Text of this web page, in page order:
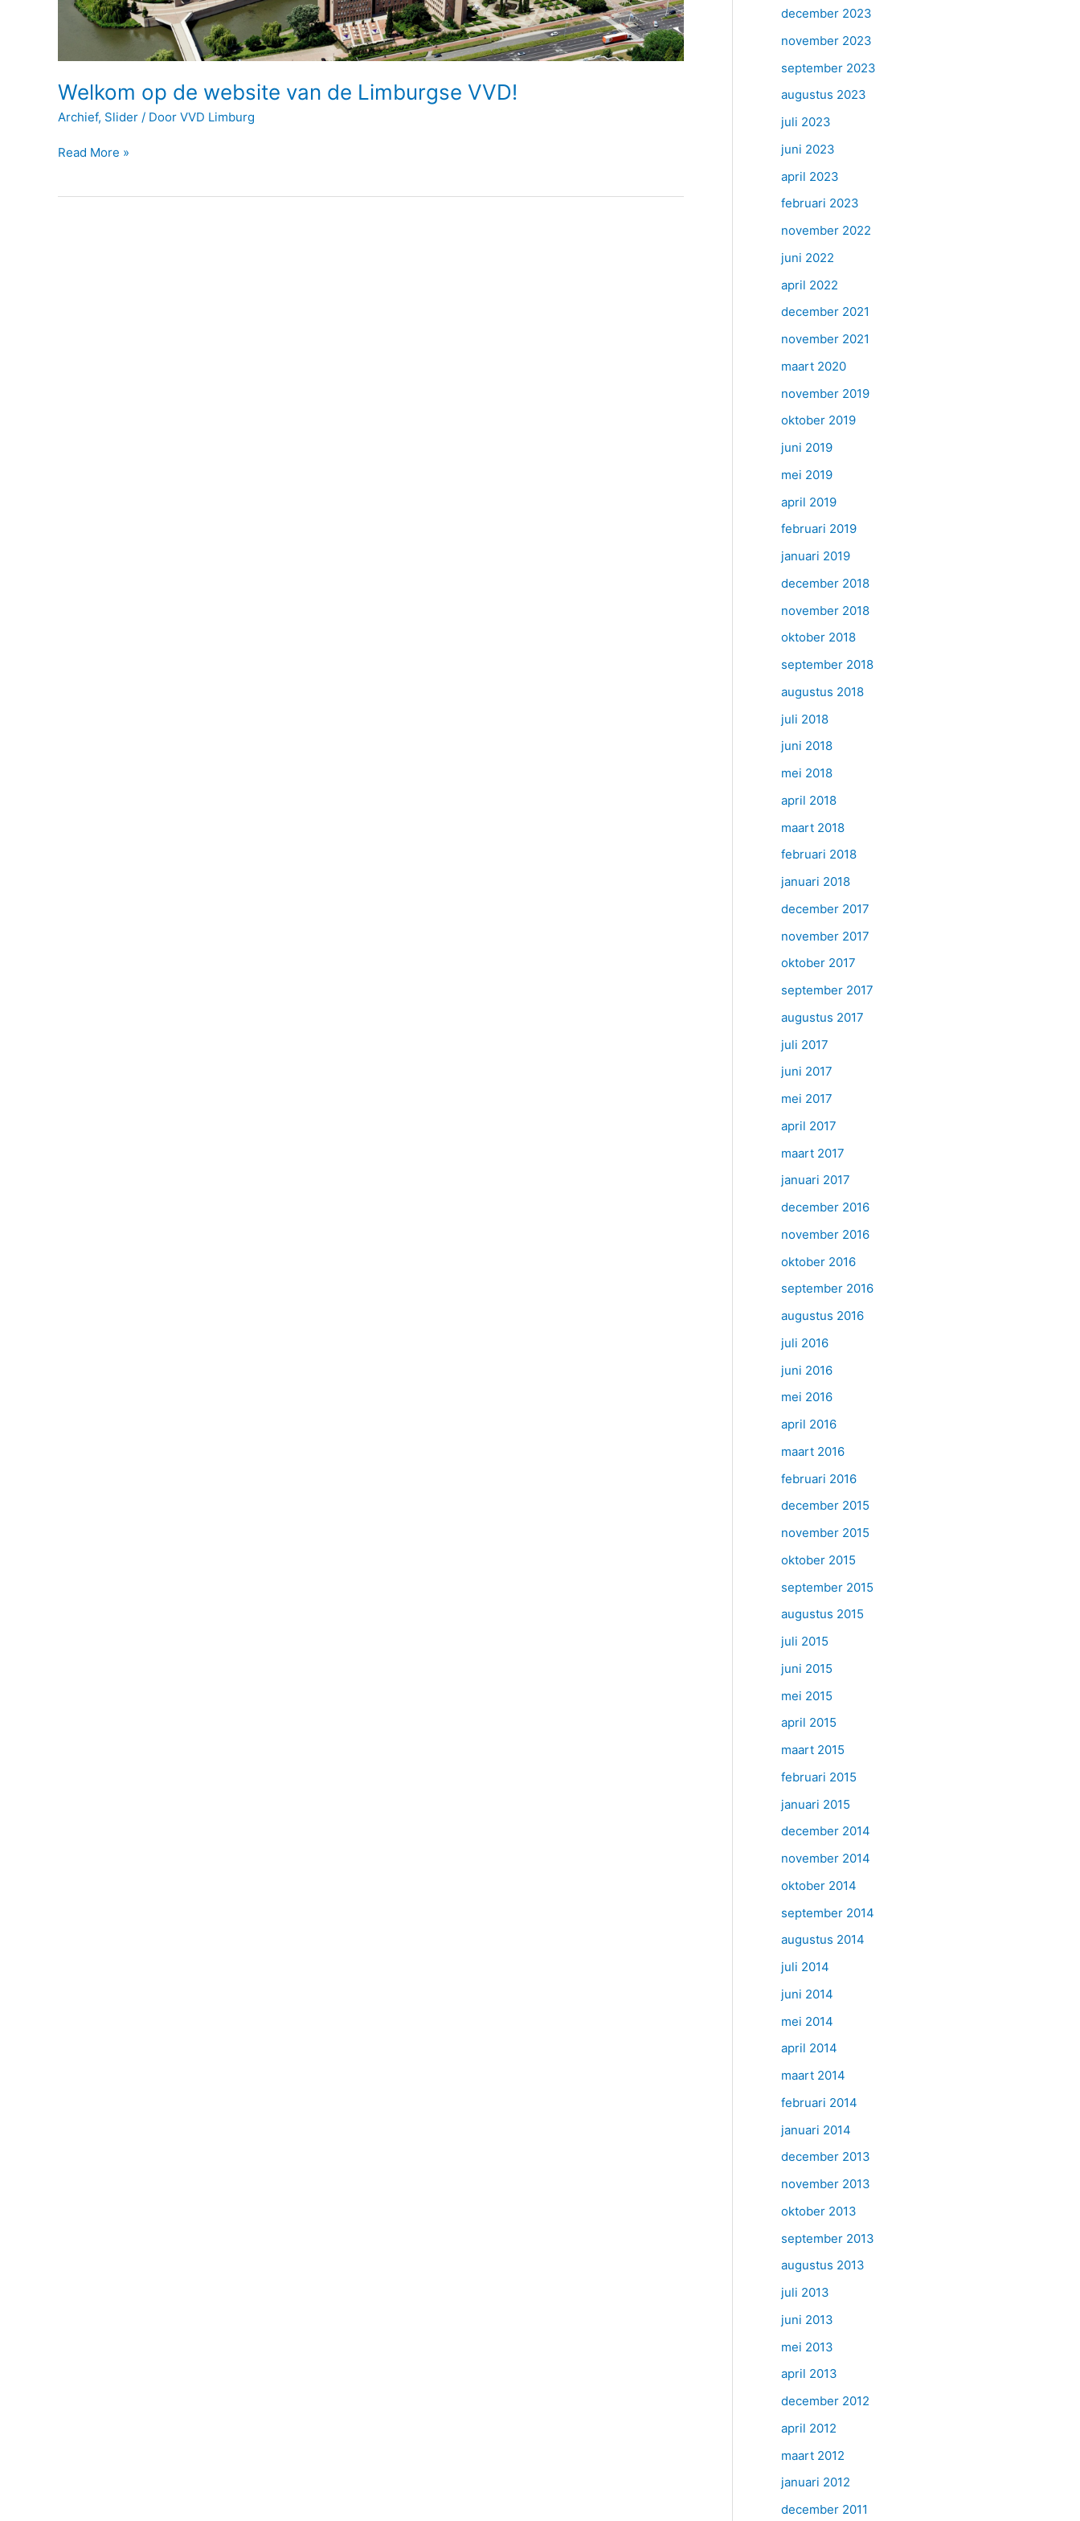
Welkom op de website van de Limburgse VVD!
Archief, Slider / Door VVD Limburg
VVD!
Read More »
december 2023
november 2023
september 2023
augustus 2023
juli 2023
juni 2023
april 2023
februari 2023
november 2022
juni 2022
april 2022
december 2021
november 2021
maart 2020
november 2019
oktober 2019
juni 2019
mei 2019
april 2019
februari 2019
januari 2019
december 2018
november 2018
oktober 2018
september 2018
augustus 2018
juli 2018
juni 2018
mei 2018
april 2018
maart 2018
februari 2018
januari 2018
december 2017
november 2017
oktober 2017
september 2017
augustus 2017
juli 2017
juni 2017
mei 2017
april 2017
maart 2017
januari 2017
december 2016
november 2016
oktober 2016
september 2016
augustus 2016
juli 2016
juni 2016
mei 2016
april 2016
maart 2016
februari 2016
december 2015
november 2015
oktober 2015
september 2015
augustus 2015
juli 2015
juni 2015
mei 2015
april 2015
maart 2015
februari 2015
januari 2015
december 2014
november 2014
oktober 2014
september 2014
augustus 2014
juli 2014
juni 2014
mei 2014
april 2014
maart 2014
februari 2014
januari 2014
december 2013
november 2013
oktober 2013
september 2013
augustus 2013
juli 2013
juni 2013
mei 2013
april 2013
december 2012
april 2012
maart 2012
januari 2012
december 2011